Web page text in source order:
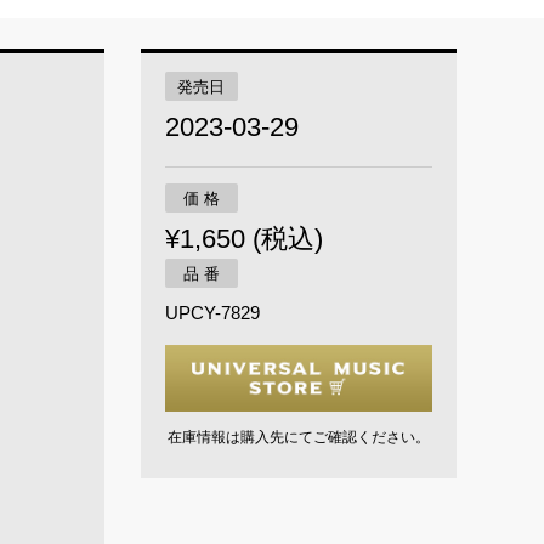
発売日
2023-03-29
価 格
¥1,650 (税込)
品 番
UPCY-7829
在庫情報は購入先にてご確認ください。